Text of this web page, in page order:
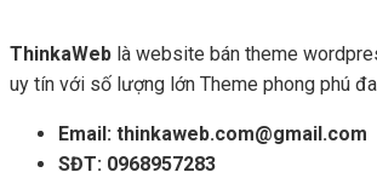
ThinkaWeb là website bán theme
uy tín với số lượng lớn Theme phong phú
Email: thinkaweb.com@gmail.com
SĐT: 0968957283